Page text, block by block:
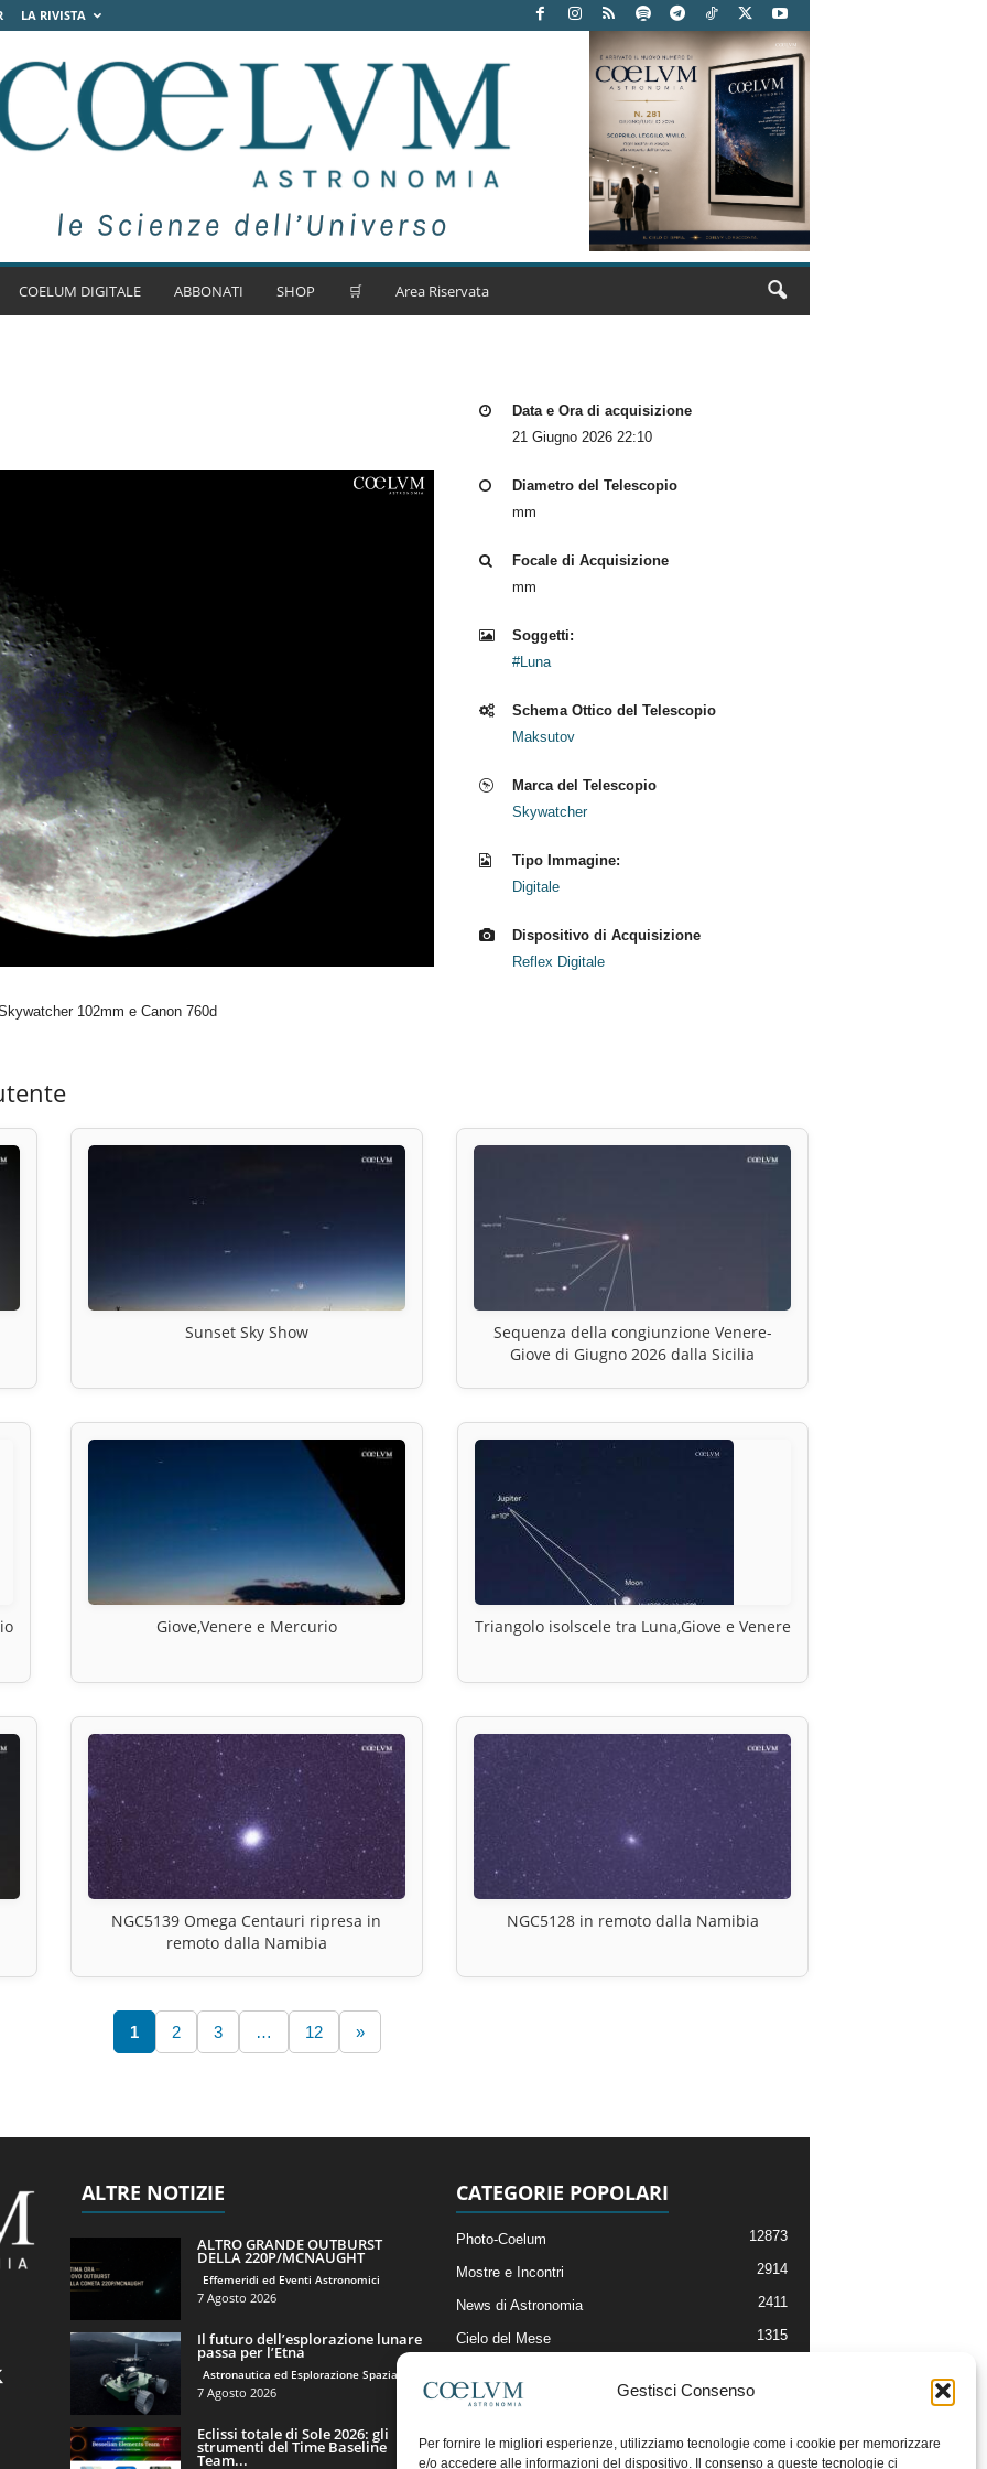
Gestisci Consenso
Per fornire le migliori esperienze, utilizziamo tecnologie come i cookie per memorizzare
e/o accedere alle informazioni del dispositivo. Il consenso a queste tecnologie ci
LA RIVISTA
COELUM DIGITALE ABBONATI SHOP 🛒 Area Riservata
102mm e Canon 760d
Data e Ora di acquisizione
21 Giugno 2026 22:10
Diametro del Telescopio
mm
Focale di Acquisizione
mm
Soggetti:
#Luna
Schema Ottico del Telescopio
Maksutov
Marca del Telescopio
Skywatcher
Tipo Immagine:
Digitale
Dispositivo di Acquisizione
Reflex Digitale
Sunset Sky Show
Sequenza della congiunzione Venere-
Giove di Giugno 2026 dalla Sicilia
Giove,Venere e Mercurio Triangolo isolscele tra Luna,Giove e Venere
NGC5139 Omega Centauri ripresa in
remoto dalla Namibia
NGC5128 in remoto dalla Namibia
1 2 3 … 12 »
ALTRE NOTIZIE
ALTRO GRANDE OUTBURST
DELLA 220P/MCNAUGHT
Effemeridi ed Eventi Astronomici
7 Agosto 2026
Il futuro dell’esplorazione lunare
passa per l’Etna
Astronautica ed Esplorazione Spaziale
7 Agosto 2026
Eclissi totale di Sole 2026: gli
strumenti del Time Baseline
Team...
CATEGORIE POPOLARI
Photo-Coelum 12873
Mostre e Incontri 2914
News di Astronomia 2411
Cielo del Mese 1315
Articoli e Risorse On-Line
Il Blog della Redazione